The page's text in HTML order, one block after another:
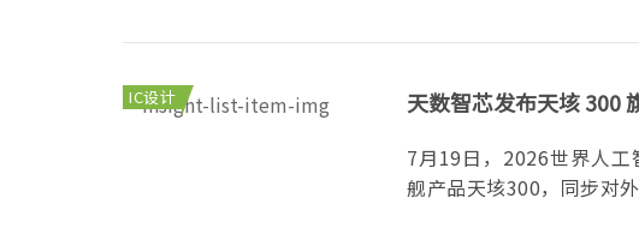
IC设计 天数智芯发布天垓 300
7月19日，2026世界人
舰产品天垓300，同步对